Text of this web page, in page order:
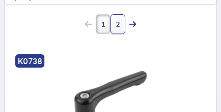
1 2
K0738